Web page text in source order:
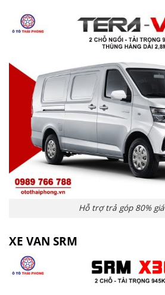
Hỗ trợ trả góp 80%
XE VAN SRM